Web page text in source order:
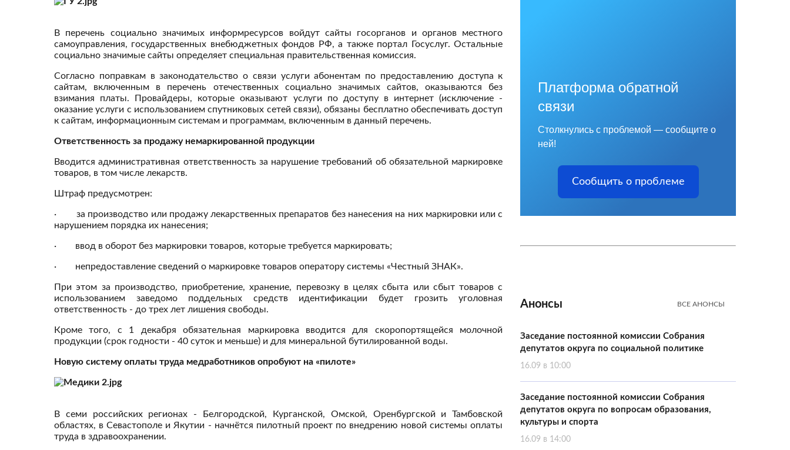
В перечень социально значимых информресурсов войдут сайты госорганов и органов местного
самоуправления, государственных внебюджетных фондов РФ, а также портал Госуслуг. Остальные
социально значимые сайты определяет специальная правительственная комиссия.
Согласно поправкам в законодательство о связи услуги абонентам по предоставлению доступа к
сайтам, включенным в перечень отечественных социально значимых сайтов, оказываются без
взимания платы. Провайдеры, которые оказывают услуги по доступу в интернет (исключение -
оказание услуги с использованием спутниковых сетей связи), обязаны бесплатно обеспечивать доступ
к сайтам, информационным системам и программам, включенным в данный перечень.
Ответственность за продажу немаркированной продукции
Вводится административная ответственность за нарушение требований об обязательной маркировке
товаров, в том числе лекарств.
Штраф предусмотрен:
· за производство или продажу лекарственных препаратов без нанесения на них маркировки или с
нарушением порядка их нанесения;
· ввод в оборот без маркировки товаров, которые требуется маркировать;
· непредоставление сведений о маркировке товаров оператору системы «Честный ЗНАК».
При этом за производство, приобретение, хранение, перевозку в целях сбыта или сбыт товаров с
использованием заведомо поддельных средств идентификации будет грозить уголовная
ответственность - до трех лет лишения свободы.
Кроме того, с 1 декабря обязательная маркировка вводится для скоропортящейся молочной
продукции (срок годности - 40 суток и меньше) и для минеральной бутилированной воды.
Новую систему оплаты труда медработников опробуют на «пилоте»
В семи российских регионах - Белгородской, Курганской, Омской, Оренбургской и Тамбовской
областях, в Севастополе и Якутии - начнётся пилотный проект по внедрению новой системы оплаты
труда в здравоохранении.
Платформа обратной
связи
Столкнулись с проблемой — сообщите о
ней!
Сообщить о проблеме
Анонсы ВСЕ АНОНСЫ
Заседание постоянной комиссии Собрания
депутатов округа по социальной политике
16.09 в 10:00
Заседание постоянной комиссии Собрания
депутатов округа по вопросам образования,
культуры и спорта
16.09 в 14:00